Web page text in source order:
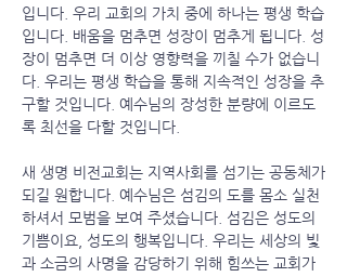
입니다. 우리 교회의 가치 중에 하나는 평생 학습
입니다. 배움을 멈추면 성장이 멈추게 됩니다. 성
장이 멈추면 더 이상 영향력을 끼칠 수가 없습니
다. 우리는 평생 학습을 통해 지속적인 성장을 추
구할 것입니다. 예수님의 장성한 분량에 이르도
록 최선을 다할 것입니다.
새 생명 비전교회는 지역사회를 섬기는 공동체가
되길 원합니다. 예수님은 섬김의 도를 몸소 실천
하셔서 모범을 보여 주셨습니다. 섬김은 성도의
기쁨이요, 성도의 행복입니다. 우리는 세상의 빛
과 소금의 사명을 감당하기 위해 힘쓰는 교회가